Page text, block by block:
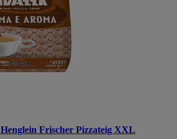
Henglein Frischer Pizzateig XXL